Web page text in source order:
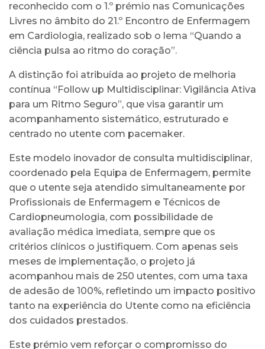
reconhecido com o 1.º prémio nas Comunicações
Livres no âmbito do 21.º Encontro de Enfermagem
em Cardiologia, realizado sob o lema “Quando a
ciência pulsa ao ritmo do coração”.
A distinção foi atribuída ao projeto de melhoria
contínua “Follow up Multidisciplinar: Vigilância Ativa
para um Ritmo Seguro”, que visa garantir um
acompanhamento sistemático, estruturado e
centrado no utente com pacemaker.
Este modelo inovador de consulta multidisciplinar,
coordenado pela Equipa de Enfermagem, permite
que o utente seja atendido simultaneamente por
Profissionais de Enfermagem e Técnicos de
Cardiopneumologia, com possibilidade de
avaliação médica imediata, sempre que os
critérios clínicos o justifiquem. Com apenas seis
meses de implementação, o projeto já
acompanhou mais de 250 utentes, com uma taxa
de adesão de 100%, refletindo um impacto positivo
tanto na experiência do Utente como na eficiência
dos cuidados prestados.
Este prémio vem reforçar o compromisso do